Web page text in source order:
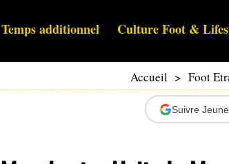
Temps additionnel Culture Foot &
Accueil > Foot
Suivre